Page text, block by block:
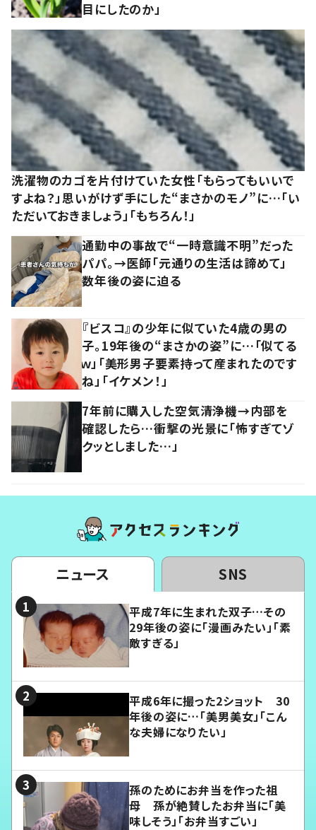
目にしたのか」
洗濯物のカゴを片付けていた女性「もらってもいいで
すよね？」思いがけず手にした“まさかのモノ”に…「い
ただいておきましょう」「もちろん！」
通勤中の事故で“一時意識不明”だった
パパ。→医師「元通りの生活は諦めて」
数年後の姿に迫る
『ビスコ』の少年に似ていた4歳の男の
子。19年後の“まさかの姿”に…「似てる
ｗ」「美形男子要素持って産まれたのです
ね」「イケメン！」
7年前に購入した空気清浄機→内部を
確認したら…衝撃の光景に「怖すぎてゾ
クッとしました…」
ニュース SNS
平成7年に生まれた双子…その
29年後の姿に「漫画みたい」「素
敵すぎる」
平成6年に撮った2ショット 30
年後の姿に…「美男美女」「こん
な夫婦になりたい」
孫のためにお弁当を作った祖
母 孫が絶賛したお弁当に「美
味しそう」「お弁当すごい」